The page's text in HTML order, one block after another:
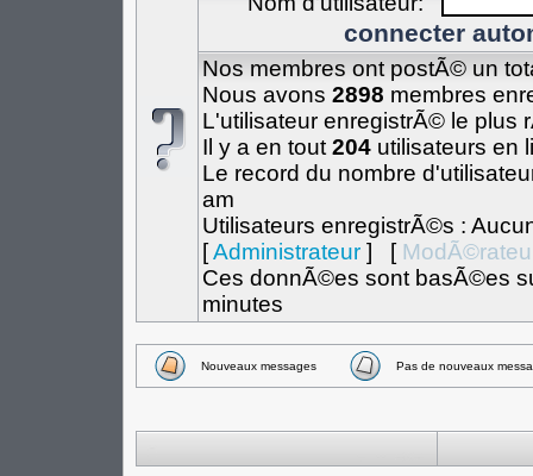
connecter
Nos membres ont postÃ© un
Nous avons 2898 membres
L'utilisateur enregistrÃ© le plus
Il y a en tout 204utilisateurs en
Le record du nombre
am
Utilisateurs enregistrÃ©s :
[Administrateur] [
Ces donnÃ©es sont basÃ©es
minutes
Nouveaux messages Pas de nouveaux